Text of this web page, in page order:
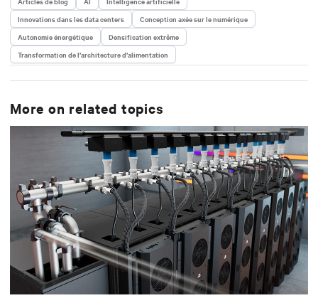
Innovations dans les data centers
Conception axée sur le numérique
Autonomie énergétique
Densification extrême
Transformation de l’architecture d’alimentation
More on related topics